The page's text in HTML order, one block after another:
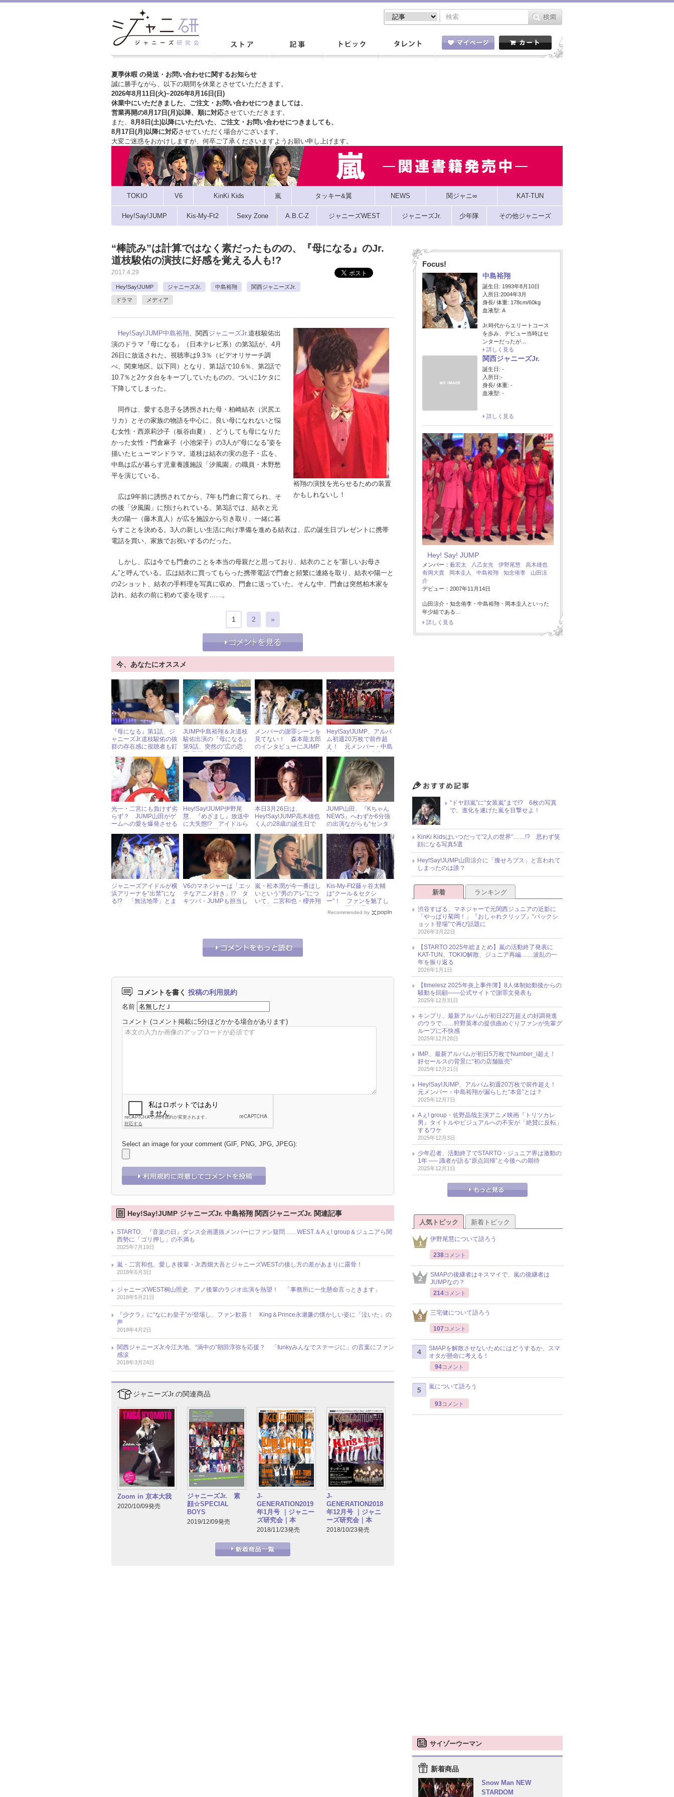
夏季休暇 の発送・お問い合わせに関するお知らせ
誠に勝手ながら、以下の期間を休業とさせていただきます。
2026年8月11日(火)~2026年8月16日(日)
休業中にいただきました、ご注文・お問い合わせにつきましては、
営業再開の8月17日(月)以降、順に対応させていただきます。
また、 8月8日(土)以降にいただいた、ご注文・ お問い合わせにつきましても、
8月17日(月)以降に対応させていただく場合がございます。
大変ご迷惑をおかけしますが、 何卒ご了承くださいますようお願い申し上げます。
TOKIO V6 KinKi Kids 嵐 タッキー&翼 NEWS 関ジャニ∞ KAT-TUN
Hey!Say!JUMP Kis-My-Ft2 Sexy Zone A.B.C-Z ジャニーズWEST ジャニーズJr. 少年隊 その他ジャニーズ
“棒読み”は計算ではなく素だったものの、『母になる』のJr.
道枝駿佑の演技に好感を覚える人も!?
2017.4.29
Hey!Say!JUMP ジャニーズJr. 中島裕翔 関西ジャニーズJr.
ドラマ メディア
裕翔の演技を光らせるための装置
かもしれないし！
Hey!Say!JUMP中島裕翔、関西ジャニーズJr.道枝駿佑出
演のドラマ『母になる』（日本テレビ系）の第3話が、4月
26日に放送された。視聴率は9.3％（ビデオリサーチ調
べ、関東地区。以下同）となり、第1話で10.6％、第2話で
10.7％と2ケタ台をキープしていたものの、ついに1ケタに
下降してしまった。
同作は、愛する息子を誘拐された母・柏崎結衣（沢尻エ
リカ）とその家族の物語を中心に、良い母になれないと悩
む女性・西原莉沙子（板谷由夏）、どうしても母になりた
かった女性・門倉麻子（小池栄子）の3人が“母になる”姿を
描いたヒューマンドラマ。道枝は結衣の実の息子・広を、
中島は広が暮らす児童養護施設「汐風園」の職員・木野愁
平を演じている。
広は9年前に誘拐されてから、7年も門倉に育てられ、そ
の後「汐風園」に預けられている。第3話では、結衣と元
夫の陽一（藤木直人）が広を施設から引き取り、一緒に暮
らすことを決める。3人の新しい生活に向け準備を進める結衣は、広の誕生日プレゼントに携帯
電話を買い、家族でお祝いするのだった。
しかし、広は今でも門倉のことを本当の母親だと思っており、結衣のことを“新しいお母さ
ん”と呼んでいる。広は結衣に買ってもらった携帯電話で門倉と頻繁に連絡を取り、結衣や陽一と
の2ショット、結衣の手料理を写真に収め、門倉に送っていた。そんな中、門倉は突然柏木家を
訪れ、結衣の前に初めて姿を現す……。
1 2 »
今、あなたにオススメ
『母になる』第1話、ジ
ャニーズJr.道枝駿佑の抜
群の存在感に視聴者も釘
JUMP中島裕翔＆Jr.道枝
駿佑出演の『母になる』
第9話、突然の“広の恋
否両論……
メンバーの謝罪シーンを
見てない！ 森本龍太郎
のインタビューにJUMP
Hey!Say!JUMP、アルバ
ム初週20万枚で前作超
え！ 元メンバー・中島
は？ « ジャニーズ研究会
光一・二宮にも負けず劣
らず？ JUMP山田がゲ
ームへの愛を爆発させる
Hey!Say!JUMP伊野尾
慧、『めざまし』放送中
に大失態!? アイドルら
本日3月26日は、
Hey!Say!JUMP高木雄也
くんの28歳の誕生日で
JUMP山田、『Kちゃん
NEWS』へわずか6分強
の出演ながらも“センタ
ジャニーズアイドルが横
浜アリーナを“出禁”にな
る!? 「無法地帯」とま
V6のマネジャーは「エッ
チなアニメ好き」!? タ
キツバ・JUMPも担当し
嵐・松本潤が今一番ほし
いという“男のアレ”につ
いて、二宮和也・櫻井翔
Kis-My-Ft2藤ヶ谷太輔
は“クール＆セクシ
ー”！ ファンを魅了し
Recommended by
コメントを書く 投稿の利用規約
名前
コメント (コメント掲載に5分ほどかかる場合があります)
Select an image for your comment (GIF, PNG, JPG, JPEG):
Hey!Say!JUMP ジャニーズJr. 中島裕翔 関西ジャニーズJr. 関連記事
STARTO、『音楽の日』ダンス企画選抜メンバーにファン疑問……WEST.＆Aぇ! group＆ジュニアら関
西勢に「ゴリ押し」の不満も
2025年7月19日
嵐・二宮和也、愛しき後輩・Jr.西畑大吾とジャニーズWESTの接し方の差があまりに露骨！
2018年6月3日
ジャニーズWEST桐山照史、アノ後輩のラジオ出演を熱望！ 「事務所に一生懸命言っときます」
2018年5月21日
『少クラ』に“なにわ皇子”が登場し、ファン歓喜！ King＆Prince永瀬廉の懐かしい姿に「泣いた」の
声
2018年4月2日
関西ジャニーズJr.今江大地、“渦中の”朝田淳弥を応援？ 「funkyみんなでステージに」の言葉にファン
感涙
2018年3月24日
ジャニーズJr.の関連商品
Zoom in 京本大我
2020/10/09発売
ジャニーズJr. 素
顔☆SPECIAL
BOYS
2019/12/09発売
J-
GENERATION2019
年1月号 ｜ジャニー
ズ研究会｜本
2018/11/23発売
J-
GENERATION2018
年12月号 ｜ジャニ
ーズ研究会｜本
2018/10/23発売
Focus!
中島裕翔
誕生日: 1993年8月10日
入所日:2004年3月
身長/ 体重: 178cm/60kg
血液型: A
Jr.時代からエリートコース
を歩み、デビュー当時はセ
ンターだったが…
詳しく見る
関西ジャニーズJr.
誕生日: -
入所日:-
身長/ 体重: -
血液型: -
詳しく見る
Hey! Say! JUMP
メンバー： 薮宏太 八乙女光 伊野尾慧
高木雄也
有岡大貴
岡本圭人 中島裕翔 知念侑李
山田涼
介
デビュー：2007年11月14日
山田涼介・知念侑李・中島裕翔・岡本圭人といった
年少組である…
詳しく見る
“ドヤ顔嵐”に“女装嵐”まで!? 6枚の写真
で、進化を遂げた嵐を目撃せよ！
KinKi Kidsはいつだって“2人の世界”……!? 思わず笑
顔になる写真5選
Hey!Say!JUMP山田涼介に「痩せろブス」と言われて
しまったのは誰？
新着 ランキング
渋谷すばる、マネジャーで元関西ジュニアの近影に
「やっぱり菊岡！」『おしゃれクリップ』“バックシ
ョット登場”で再び話題に
2026年3月22日
【STARTO 2025年総まとめ】嵐の活動終了発表に
KAT-TUN、TOKIO解散、ジュニア再編……波乱の一
年を振り返る
2026年1月1日
【timelesz 2025年炎上事件簿】8人体制始動後からの
騒動を回顧――公式サイトで謝罪文発表も
2025年12月31日
キンプリ、最新アルバムが初日22万超えの好調発進
のウラで……狩野英孝の提供曲めぐりファンが先輩グ
ループに不快感
2025年12月28日
IMP.、最新アルバムが初日5万枚でNumber_i超え！
好セールスの背景に“初の店舗販売”
2025年12月21日
Hey!Say!JUMP、アルバム初週20万枚で前作超え！
元メンバー・中島裕翔が漏らした“本音”とは？
2025年12月7日
Aぇ! group・佐野晶哉主演アニメ映画『トリツカレ
男』タイトルやビジュアルへの不安が「絶賛に反転」
するワケ
2025年12月3日
少年忍者、活動終了でSTARTO・ジュニア界は激動の
1年 ── 識者が語る“原点回帰”と今後への期待
2025年12月1日
人気トピック 新着トピック
伊野尾慧について語ろう
238コメント
SMAPの後継者はキスマイで、嵐の後継者は
JUMPなの？
214コメント
三宅健について語ろう
107 コメント
SMAPを解散させないためにはどうするか、スマ
オタが懸命に考える！
94コメント
嵐について語ろう
93コメント
サイゾーウーマン
新着商品
Snow Man NEW
STARDOM